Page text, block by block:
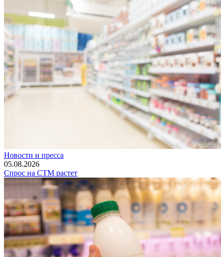
Новости и пресса
05.08.2026
Спрос на СТМ растет